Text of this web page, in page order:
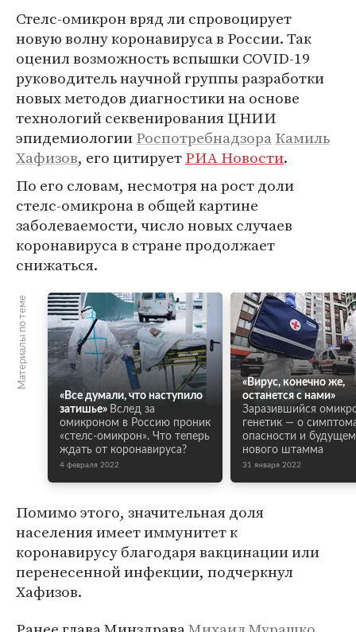
Стелс-омикрон вряд ли спровоцирует
новую волну коронавируса в России. Так
оценил возможность вспышки COVID-19
руководитель научной группы разработки
новых методов диагностики на основе
технологий секвенирования ЦНИИ
эпидемиологииРоспотребнадзораКамиль
Хафизов, его цитируетРИА Новости.
По его словам, несмотря на рост доли
стелс-омикрона в общей картине
заболеваемости, число новых случаев
коронавируса в стране продолжает
снижаться.
Материалы по теме
«Все думали, что наступило
затишье» Вслед за
омикроном в Россию проник
«стелс-омикрон». Что теперь
ждать от коронавируса?
4 февраля 2022
«Вирус, конечно же,
останется с нами»
Заразившийся
генетик — о
опасности и будущем
нового штамма
31 января 2022
Помимо этого, значительная доля
населения имеет иммунитет к
коронавирусу благодаря вакцинации или
перенесенной инфекции, подчеркнул
Хафизов.